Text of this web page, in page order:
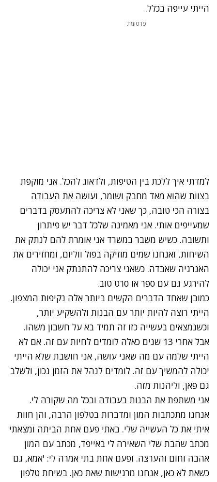
הייתי עייפה בכלל.
פרסומת
למדתי איך ללכת בין הטיפות, ולדאוג להכל. אני מוקפת
בצוות שהוא מאד מחבק ושומר, ועושה את העבודה
בצורה הכי טובה, כך שאני לא צריכה להתעסק בדברים
שמעייפים אותי. אני מאמינה שלכל דבר יש פיתרון
ותשובה. כשיש משבר במשרד אני אומרת להם לנתק את
השיחות, ואנחנו שמים מוזיקה בפול ווליום, ומחזירים את
האנרגיה שאבדה. כשאני צריכה להתנתק אני יכולה
להירגע גם עם ספר או סרט טוב.
כמובן שאחד הדברים הקשים ביותר אלה נקיפות המצפון.
הייתי רוצה להיות יותר עם הבנות ולהשקיע יותר,
וכשנמצאים בעשייה כזו זה תמיד בא על חשבון משהו.
אבל אחרי 13 שנים כאלה לומדים לחיות עם זה. אם לא
הייתי שלמה עם מה שאני עושה, אני חושבת שלא הייתי
יכולה להמשיך עם זה. לומדים לנהל את הזמן נכון, ולשלב
גם פאן, וליהנות מזה.
אני משתפת את הבנות בעבודה ובכל מה שקורה לי.
אנחנו מתכתבות המון ומדברות בטלפון הרבה, והן חוות
איתי את כל העשייה שלי. באתי פעם אחת הביתה ומצאתי
מכתב שהבת שלי השאירה לי באייפד, מכתב עם המון
אהבה וחום והערצה. ופעם אחת בתי אמרה לי: 'אמא, גם
כשאת לא כאן, אנחנו מרגישות שאת כאן. בשיחת טלפון